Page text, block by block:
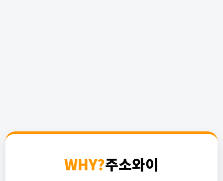
WHY?주소와이